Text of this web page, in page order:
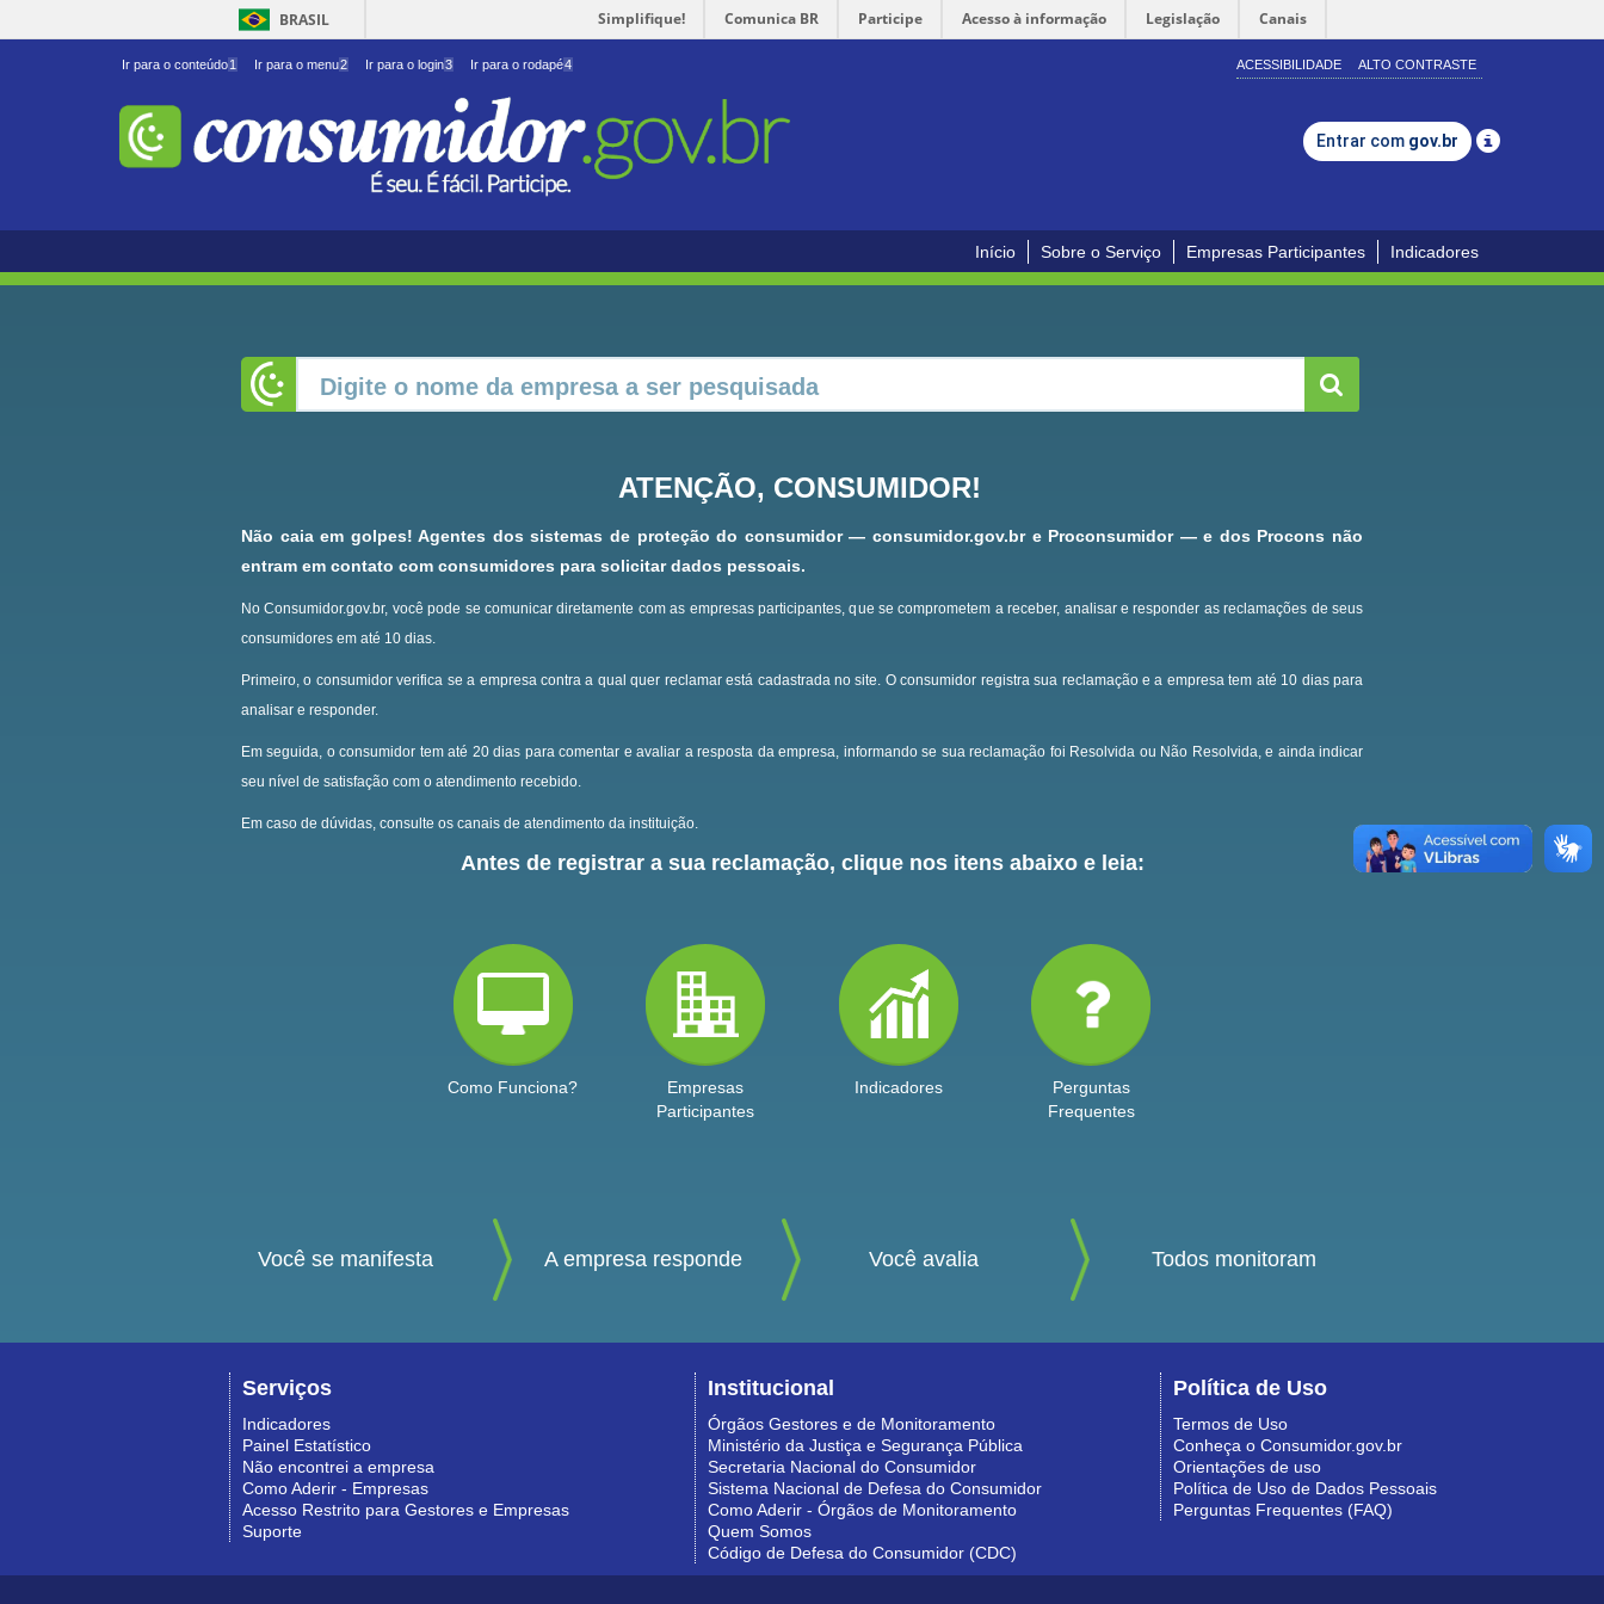
BRASIL Simplifique! Comunica BR Participe Acesso à informação Legislação Canais
Ir para o conteúdo1 Ir para o menu2 Ir para o login3 Ir para o rodapé4 ACESSIBILIDADE ALTO CONTRASTE
Entrar com gov.br
Início Sobre o Serviço Empresas Participantes Indicadores
ATENÇÃO, CONSUMIDOR!
Não caia em golpes! Agentes dos sistemas de proteção do consumidor — consumidor.gov.br e Proconsumidor — e dos Procons não
entram em contato com consumidores para solicitar dados pessoais.
No Consumidor.gov.br, você pode se comunicar diretamente com as empresas participantes, que se comprometem a receber, analisar e responder as reclamações de seus
consumidores em até 10 dias.
Primeiro, o consumidor verifica se a empresa contra a qual quer reclamar está cadastrada no site. O consumidor registra sua reclamação e a empresa tem até 10 dias para
analisar e responder.
Em seguida, o consumidor tem até 20 dias para comentar e avaliar a resposta da empresa, informando se sua reclamação foi Resolvida ou Não Resolvida, e ainda indicar
seu nível de satisfação com o atendimento recebido.
Em caso de dúvidas, consulte os canais de atendimento da instituição.
Antes de registrar a sua reclamação, clique nos itens abaixo e leia:
Como Funciona?
Empresas
Participantes
Indicadores
Perguntas
Frequentes
Você se manifesta A empresa responde Você avalia Todos monitoram
Serviços
Indicadores
Painel Estatístico
Não encontrei a empresa
Como Aderir - Empresas
Acesso Restrito para Gestores e Empresas
Suporte
Institucional
Órgãos Gestores e de Monitoramento
Ministério da Justiça e Segurança Pública
Secretaria Nacional do Consumidor
Sistema Nacional de Defesa do Consumidor
Como Aderir - Órgãos de Monitoramento
Quem Somos
Código de Defesa do Consumidor (CDC)
Política de Uso
Termos de Uso
Conheça o Consumidor.gov.br
Orientações de uso
Política de Uso de Dados Pessoais
Perguntas Frequentes (FAQ)